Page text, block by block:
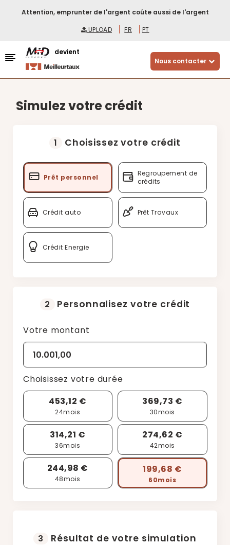
Attention, emprunter de l'argent coûte aussi de l'argent
UPLOAD
FR PT
devient
Nous contacter
Simulez votre crédit
1 Choisissez votre crédit
Prêt personnel
Regroupement de
crédits
Crédit auto Prêt Travaux
Crédit Energie
2 Personnalisez votre crédit
Votre montant
Choisissez votre durée
453,12 €
24mois
369,73 €
30mois
314,21 €
36mois
274,62 €
42mois
244,98 €
48mois
199,68 €
60mois
3 Résultat de votre simulation